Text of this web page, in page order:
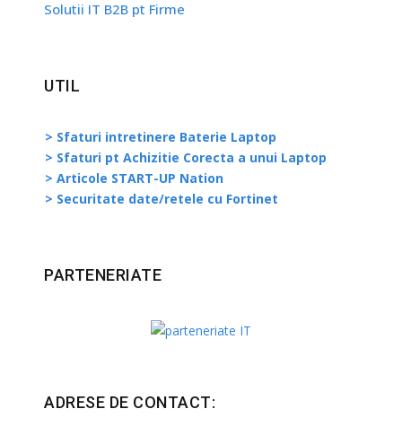
Solutii IT B2B pt Firme
UTIL
> Sfaturi intretinere Baterie Laptop
> Sfaturi pt Achizitie Corecta a unui Laptop
> Articole START-UP Nation
> Securitate date/retele cu Fortinet
PARTENERIATE
ADRESE DE CONTACT: